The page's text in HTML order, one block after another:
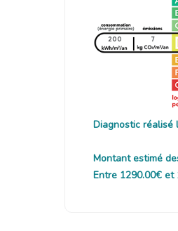
200 7
Diagnostic réalisé
Montant estimé
Entre 1290.00€ et